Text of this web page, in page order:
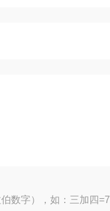
数字），如：三加四=7